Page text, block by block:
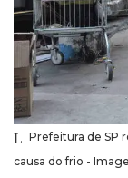
Prefeitura de SP
causa do frio -